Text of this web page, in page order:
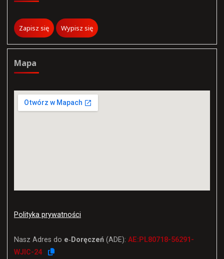
Mapa
Polityka prywatności
Nasz Adres do e‑Doręczeń(ADE): AE:PL80718-56291-
WJIC-24